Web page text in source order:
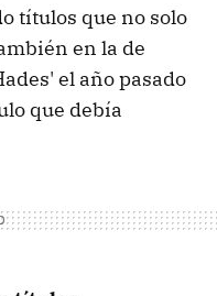
títulos que no solo
en la de
el año pasado
que debía